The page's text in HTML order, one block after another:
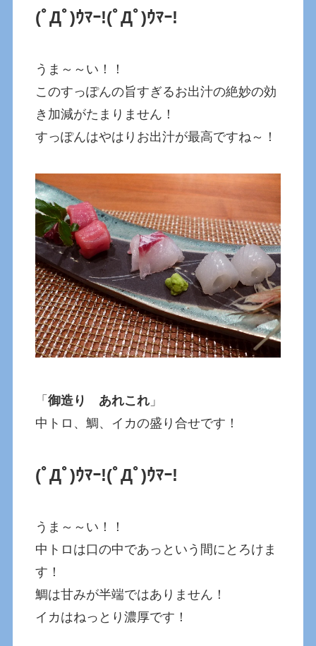
(ﾟДﾟ)ｳﾏｰ!(ﾟДﾟ)ｳﾏｰ!
うま～～い！！
このすっぽんの旨すぎるお出汁の絶妙の効
き加減がたまりません！
すっぽんはやはりお出汁が最高ですね～！
「御造り あれこれ 」
中トロ、鯛、イカの盛り合せです！
(ﾟДﾟ)ｳﾏｰ!(ﾟДﾟ)ｳﾏｰ!
うま～～い！！
中トロは口の中であっという間にとろけま
す！
鯛は甘みが半端ではありません！
イカはねっとり濃厚です！